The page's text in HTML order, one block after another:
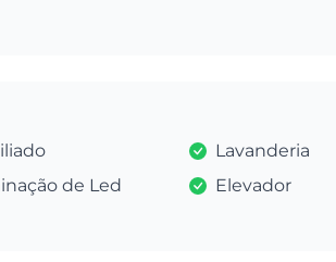
Lavanderia
de Led
Elevador